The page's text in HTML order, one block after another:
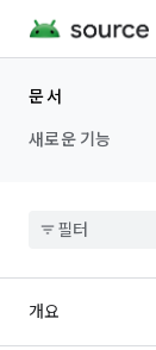
문서
새로운 기능
개요